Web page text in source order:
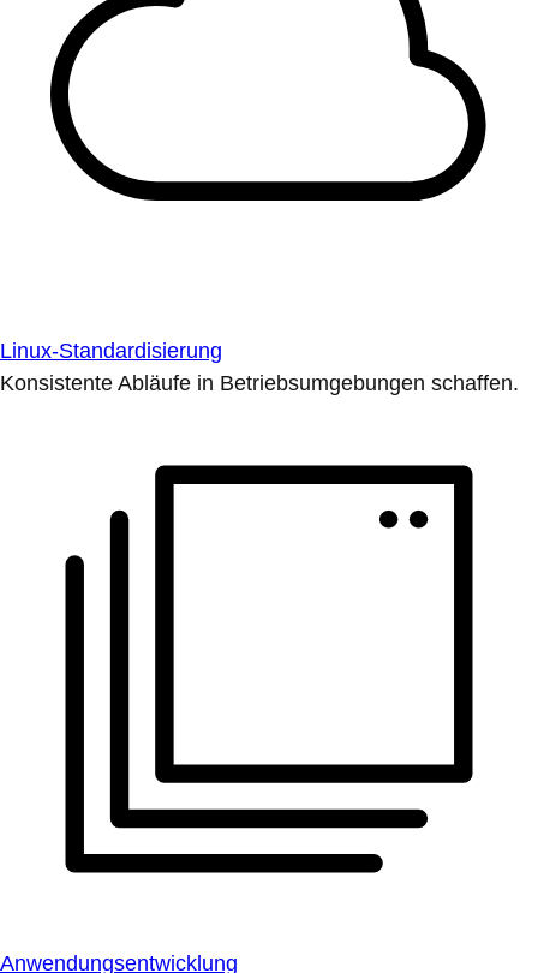
Linux-Standardisierung
Konsistente Abläufe in Betriebsumgebungen schaffen.
Anwendungsentwicklung